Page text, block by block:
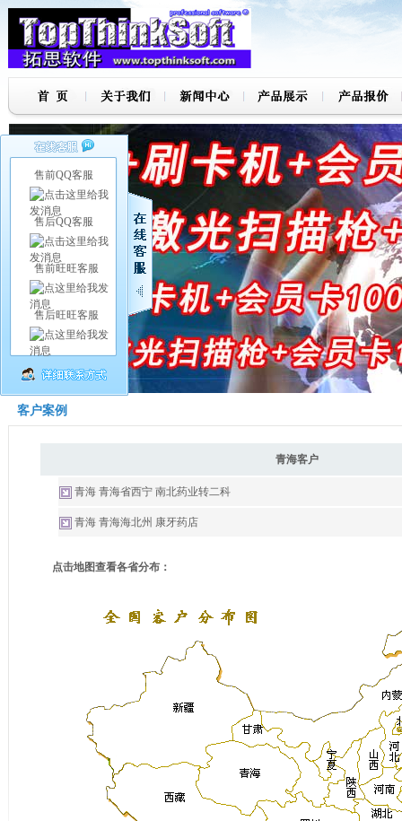
客户案例
青海客户
青海 青海省西宁 南北药业转二科
青海 青海海北州 康牙药店
点击地图查看各省分布：
售前QQ客服
售后QQ客服
售前旺旺客服
售后旺旺客服